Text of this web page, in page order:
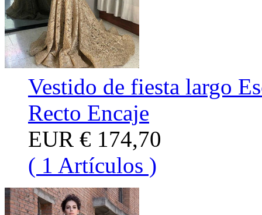
Vestido de fiesta largo
Recto Encaje
EUR € 174,70
( 1 Artículos )